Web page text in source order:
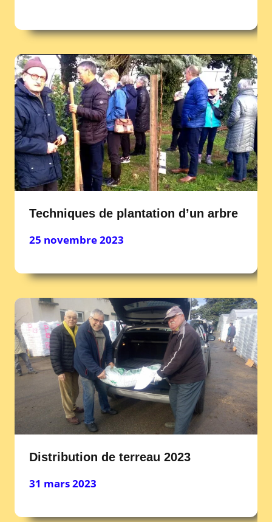
Techniques de plantation d’un arbre
25 novembre 2023
Distribution de terreau 2023
31 mars 2023